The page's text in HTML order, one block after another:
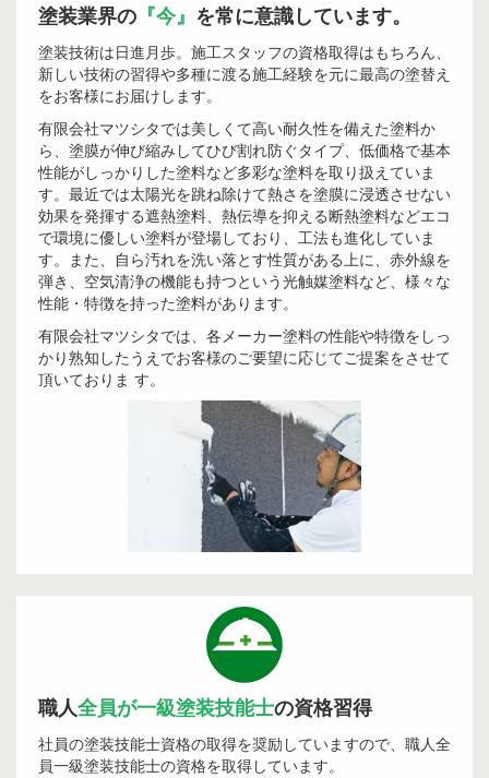
塗装業界の 『今』 を常に意識しています。
塗装技術は日進月歩。施工スタッフの資格取得はもちろん、
新しい技術の習得や多種に渡る施工経験を元に最高の塗替え
をお客様にお届けします。
有限会社マツシタでは美しくて高い耐久性を備えた塗料か
ら、塗膜が伸び縮みしてひび割れ防ぐタイプ、低価格で基本
性能がしっかりした塗料など多彩な塗料を取り扱えていま
す。最近では太陽光を跳ね除けて熱さを塗膜に浸透させない
効果を発揮する遮熱塗料、熱伝導を抑える断熱塗料などエコ
で環境に優しい塗料が登場しており、工法も進化していま
す。また、自ら汚れを洗い落とす性質がある上に、赤外線を
弾き、空気清浄の機能も持つという光触媒塗料など、様々な
性能・特徴を持った塗料があります。
有限会社マツシタでは、各メーカー塗料の性能や特徴をしっ
かり熟知したうえでお客様のご要望に応じてご提案をさせて
頂いておりま す。
職人全員が一級塗装技能士の資格習得
社員の塗装技能士資格の取得を奨励していますので、職人全
員一級塗装技能士の資格を取得しています。